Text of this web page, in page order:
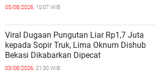
05/08/2026, 10:07 WIB
Viral Dugaan Pungutan Liar Rp1,7 Juta
kepada Sopir Truk, Lima Oknum Dishub
Bekasi Dikabarkan Dipecat
03/08/2026, 21:30 WIB